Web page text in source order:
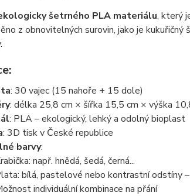
šetrného PLA materiálu, který
z obnovitelných surovin, jako je
: 30 vajec (15 nahoře + 15 dole)
: délka 25,8 cm × šířka 15,5 cm × výška
: PLA – ekologický, lehký a odolný bioplast
: 3D tisk v České republice
barvy:
např. hnědá, šedá, černá...
bílá, pastelové nebo kontrastní odstíny
individuální kombinace na přání